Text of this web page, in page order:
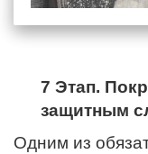
7 Этап.
защитным
Одним из